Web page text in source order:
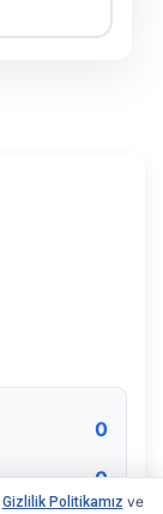
0
0
Gizlilik Politikamız ve